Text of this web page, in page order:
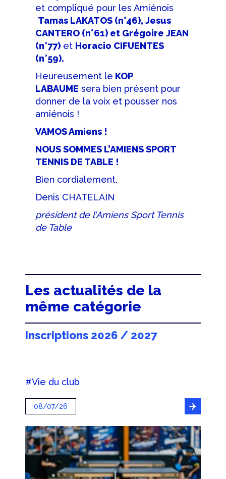
et compliqué pour les Amiénois
Tamas LAKATOS (n°46), Jesus
CANTERO (n°61) et Grégoire JEAN
(n°77) et Horacio CIFUENTES
(n°59).
Heureusement le KOP
LABAUME sera bien présent pour
donner de la voix et pousser nos
amiénois !
VAMOS Amiens !
NOUS SOMMES L’AMIENS SPORT
TENNIS DE TABLE !
Bien cordialement,
Denis CHATELAIN
président de l’Amiens Sport Tennis
de Table
Les actualités de la
même catégorie
Inscriptions 2026 / 2027
#Vie du club
08/07/26